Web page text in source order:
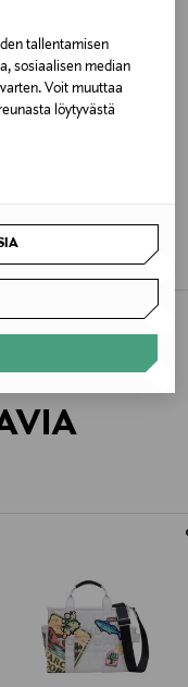
tallentamisen
sosiaalisen median
Voit muuttaa
löytyvästä
N, Denmark
JACOBS
Medium Tote -laukku